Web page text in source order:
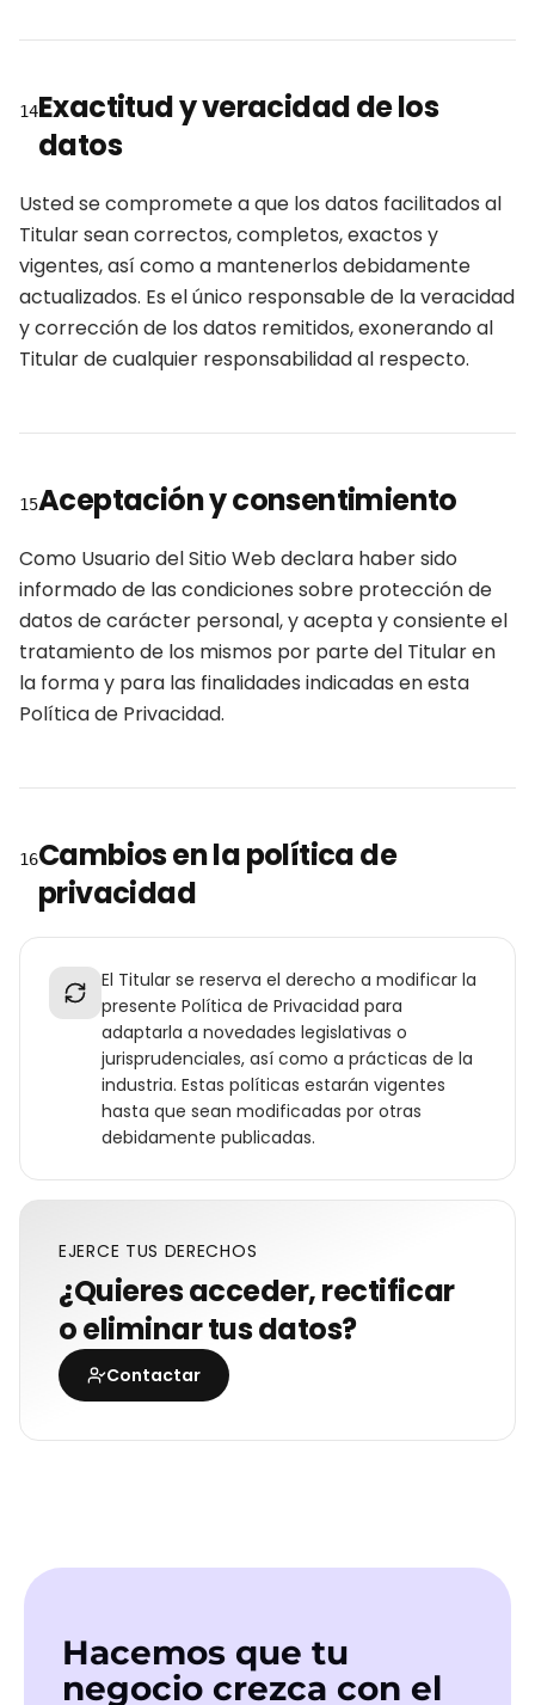
14Exactitud y veracidad de los
datos
Usted se compromete a que los datos facilitados al
Titular sean correctos, completos, exactos y
vigentes, así como a mantenerlos debidamente
actualizados. Es el único responsable de la veracidad
y corrección de los datos remitidos, exonerando al
Titular de cualquier responsabilidad al respecto.
15Aceptación y consentimiento
Como Usuario del Sitio Web declara haber sido
informado de las condiciones sobre protección de
datos de carácter personal, y acepta y consiente el
tratamiento de los mismos por parte del Titular en
la forma y para las finalidades indicadas en esta
Política de Privacidad.
16Cambios en la política de
privacidad
El Titular se reserva el derecho a modificar la
presente Política de Privacidad para
adaptarla a novedades legislativas o
jurisprudenciales, así como a prácticas de la
industria. Estas políticas estarán vigentes
hasta que sean modificadas por otras
debidamente publicadas.
EJERCE TUS DERECHOS
¿Quieres acceder, rectificar
o eliminar tus datos?
Contactar
Hacemos que tu
negocio crezca con el